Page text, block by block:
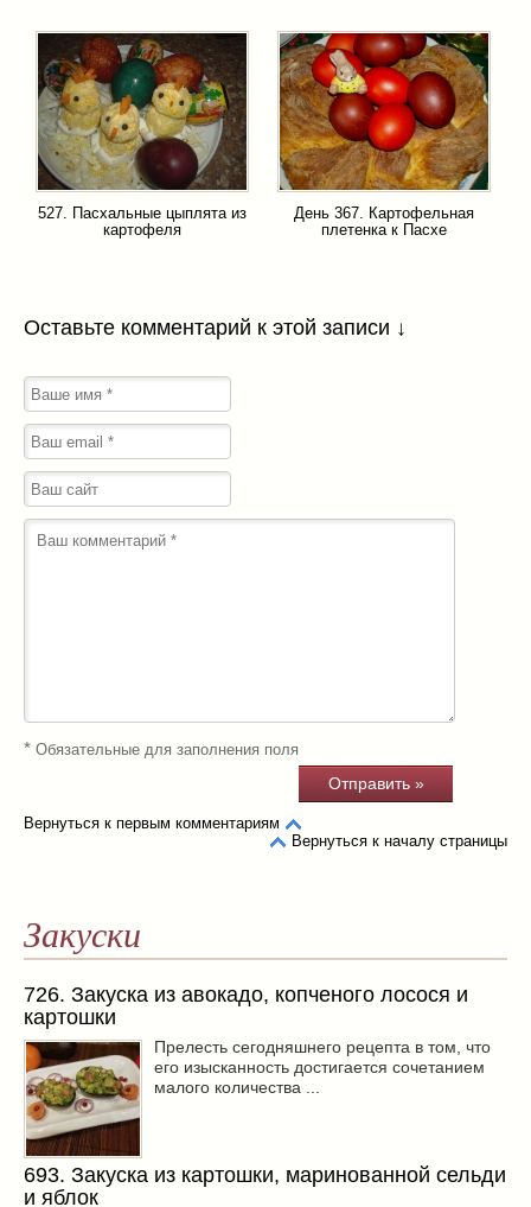
527. Пасхальные цыплята из
картофеля
День 367. Картофельная
плетенка к Пасхе
Оставьте комментарий к этой записи ↓
* Обязательные для заполнения поля
Вернуться к первым комментариям
Вернуться к началу страницы
Закуски
726. Закуска из авокадо, копченого лосося и
картошки
Прелесть сегодняшнего рецепта в том, что
его изысканность достигается сочетанием
малого количества ...
693. Закуска из картошки, маринованной сельди
и яблок